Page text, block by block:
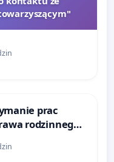
prac
rodzinnego
przemocy